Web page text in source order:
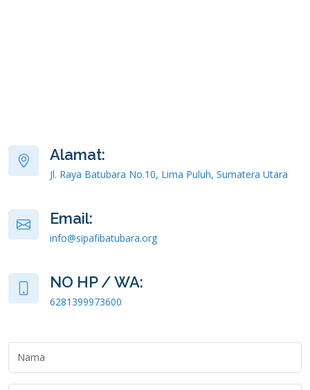
Alamat:
Jl. Raya Batubara No.10, Lima Puluh, Sumatera Utara
Email:
info@sipafibatubara.org
NO HP / WA:
6281399973600